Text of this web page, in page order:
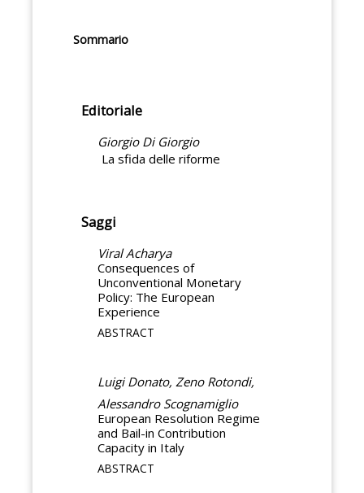
Sommario
Editoriale
Giorgio Di Giorgio
La sfida delle riforme
Saggi
Viral Acharya
Consequences of
Unconventional Monetary
Policy: The European
Experience
ABSTRACT
Luigi Donato, Zeno Rotondi,
Alessandro Scognamiglio
European Resolution Regime
and Bail-in Contribution
Capacity in Italy
ABSTRACT